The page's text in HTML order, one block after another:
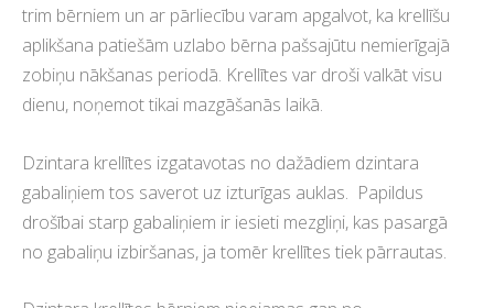
trim bērniem un ar pārliecību varam apgalvot, ka krellīšu
aplikšana patiešām uzlabo bērna pašsajūtu nemierīgajā
zobiņu nākšanas periodā. Krellītes var droši valkāt visu
dienu, noņemot tikai mazgāšanās laikā.
Dzintara krellītes izgatavotas no dažādiem dzintara
gabaliņiem tos saverot uz izturīgas auklas. Papildus
drošībai starp gabaliņiem ir iesieti mezgliņi, kas pasargā
no gabaliņu izbiršanas, ja tomēr krellītes tiek pārrautas.